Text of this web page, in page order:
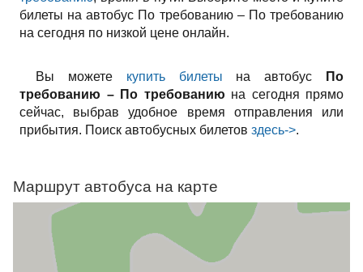
билеты на автобус По требованию – По требованию
на сегодня по низкой цене онлайн.
Вы можете купить билеты на автобус
По
требованию – По требованию на сегодня прямо
сейчас, выбрав удобное время отправления или
прибытия. Поиск автобусных билетов здесь->.
Маршрут автобуса на карте